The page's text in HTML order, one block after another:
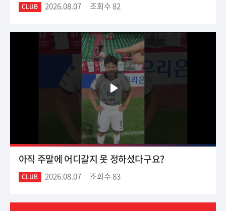
CLUB 2026.08.07 조회수 82
아직 주말에 어디갈지 못 정하셨다구요?
CLUB 2026.08.07 조회수 83